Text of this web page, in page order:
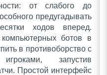
от слабого до
предугадывать
ходов вперед.
ботов в
в противоборство с
запустив
Простой интерфейс